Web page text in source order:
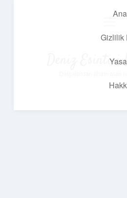
Gizlilik
Deniz Esintisi